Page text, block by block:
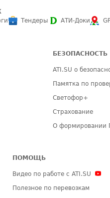
Тендеры АТИ-Доки
БЕЗОПАСНОСТЬ
ATI.SU о
Памятка по
Светофор+
Страхование
О формировании
ПОМОЩЬ
Видео по работе с ATI.SU
Полезное по перевозкам